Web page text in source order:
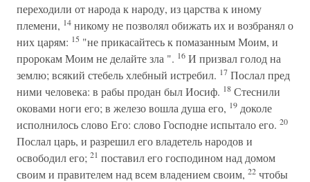
переходили от народа к народу, из царства к иному
племени, 14 никому не позволял обижать их и возбранял о
них царям: 15 "не прикасайтесь к помазанным Моим, и
пророкам Моим не делайте зла ". 16 И призвал голод на
землю; всякий стебель хлебный истребил. 17 Послал пред
ними человека: в рабы продан был Иосиф. 18 Стеснили
оковами ноги его; в железо вошла душа его, 19 доколе
исполнилось слово Его: слово Господне испытало его. 20
Послал царь, и разрешил его владетель народов и
освободил его; 21 поставил его господином над домом
своим и правителем над всем владением своим, 22 чтобы